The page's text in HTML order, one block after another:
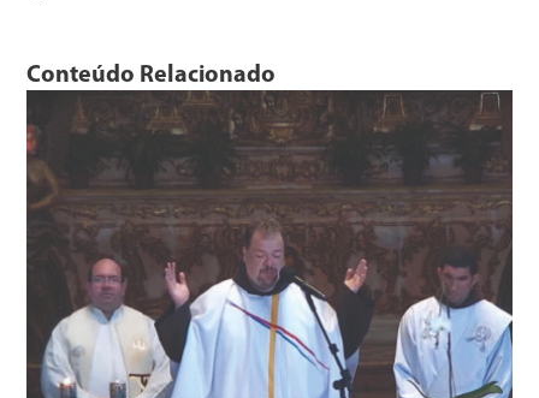
Conteúdo Relacionado